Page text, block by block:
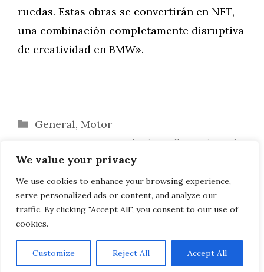
We value your privacy
We use cookies to enhance your browsing experience,
serve personalized ads or content, and analyze our
traffic. By clicking "Accept All", you consent to our use of
cookies.
Customize Reject All Accept All
ruedas. Estas obras se convertirán en NFT,
una combinación completamente disruptiva
de creatividad en BMW».
Categorías
General, Motor
BMW Serie 2 Coupé: El configurador y la
lista de precios ofrecen detalles
EE.UU.: Mercedes y AMG retirarán casi
todos los V8 del mercado en 2022
AVISO LEGAL, POLITICA DE PRIVACIDAD, COOKIES